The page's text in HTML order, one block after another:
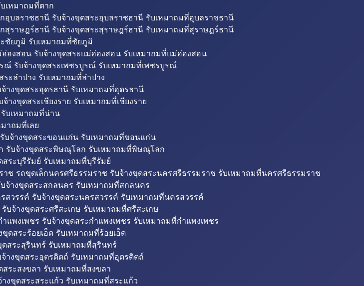
เหมาถมที่ตาก
บลราชธานี รับจ้างขุดสระอุบลราชธานี รับเหมาถมที่อุบลราชธานี
ราษฎร์ธานี รับจ้างขุดสระสุราษฎร์ธานี รับเหมาถมที่สุราษฎร์ธานี
ชัยภูมิ รับเหมาถมที่ชัยภูมิ
องสอน รับจ้างขุดสระแม่ฮ่องสอน รับเหมาถมที่แม่ฮ่องสอน
ณ์ รับจ้างขุดสระเพชรบูรณ์ รับเหมาถมที่เพชรบูรณ์
ระลำปาง รับเหมาถมที่ลำปาง
างขุดสระอุดรธานี รับเหมาถมที่อุดรธานี
างขุดสระเชียงราย รับเหมาถมที่เชียงราย
บเหมาถมที่น่าน
าถมที่เลย
บจ้างขุดสระขอนแก่น รับเหมาถมที่ขอนแก่น
รับจ้างขุดสระพิษณุโลก รับเหมาถมที่พิษณุโลก
ระบุรีรัมย์ รับเหมาถมที่บุรีรัมย์
ช รถขุดเล็กนครศรีธรรมราช รับจ้างขุดสระนครศรีธรรมราช รับเหมาถมที่นครศรีธรรมราช
จ้างขุดสระสกลนคร รับเหมาถมที่สกลนคร
วรรค์ รับจ้างขุดสระนครสวรรค์ รับเหมาถมที่นครสวรรค์
บจ้างขุดสระศรีสะเกษ รับเหมาถมที่ศรีสะเกษ
แพงเพชร รับจ้างขุดสระกำแพงเพชร รับเหมาถมที่กำแพงเพชร
ดสระร้อยเอ็ด รับเหมาถมที่ร้อยเอ็ด
สระสุรินทร์ รับเหมาถมที่สุรินทร์
างขุดสระอุตรดิตถ์ รับเหมาถมที่อุตรดิตถ์
ระสงขลา รับเหมาถมที่สงขลา
งขุดสระสระแก้ว รับเหมาถมที่สระแก้ว